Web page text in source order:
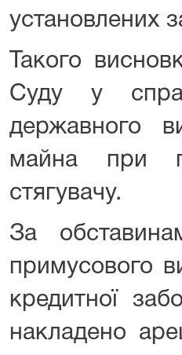
установлених
Такого
Суду у
державного
майна при
стягувачу.
За
примусового
кредитної
накладено